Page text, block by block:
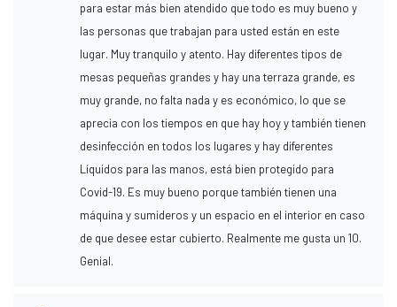
para estar más bien atendido que todo es muy bueno y
las personas que trabajan para usted están en este
lugar. Muy tranquilo y atento. Hay diferentes tipos de
mesas pequeñas grandes y hay una terraza grande, es
muy grande, no falta nada y es económico, lo que se
aprecia con los tiempos en que hay hoy y también tienen
desinfección en todos los lugares y hay diferentes
Líquidos para las manos, está bien protegido para
Covid-19. Es muy bueno porque también tienen una
máquina y sumideros y un espacio en el interior en caso
de que desee estar cubierto. Realmente me gusta un 10.
Genial.